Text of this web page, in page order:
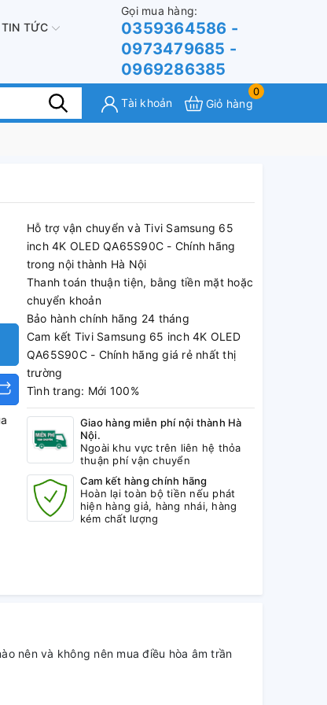
TIN TỨC
Gọi mua hàng:
0359364586 -
0973479685 -
0969286385
Tài khoản
0
Giỏ hàng
Hỗ trợ vận chuyển và Tivi Samsung 65
inch 4K OLED QA65S90C - Chính hãng
trong nội thành Hà Nội
Thanh toán thuận tiện, bằng tiền mặt hoặc
chuyển khoản
Bảo hành chính hãng 24 tháng
Cam kết Tivi Samsung 65 inch 4K OLED
QA65S90C - Chính hãng giá rẻ nhất thị
trường
Tình trang: Mới 100%
Giao hàng miễn phí nội thành Hà
Nội.
Ngoài khu vực trên liên hệ thỏa
thuận phí vận chuyển
Cam kết hàng chính hãng
Hoàn lại toàn bộ tiền nếu phát
hiện hàng giả, hàng nhái, hàng
kém chất lượng
nên và không nên mua điều hòa âm trần